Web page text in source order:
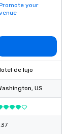
your
de lujo
, US